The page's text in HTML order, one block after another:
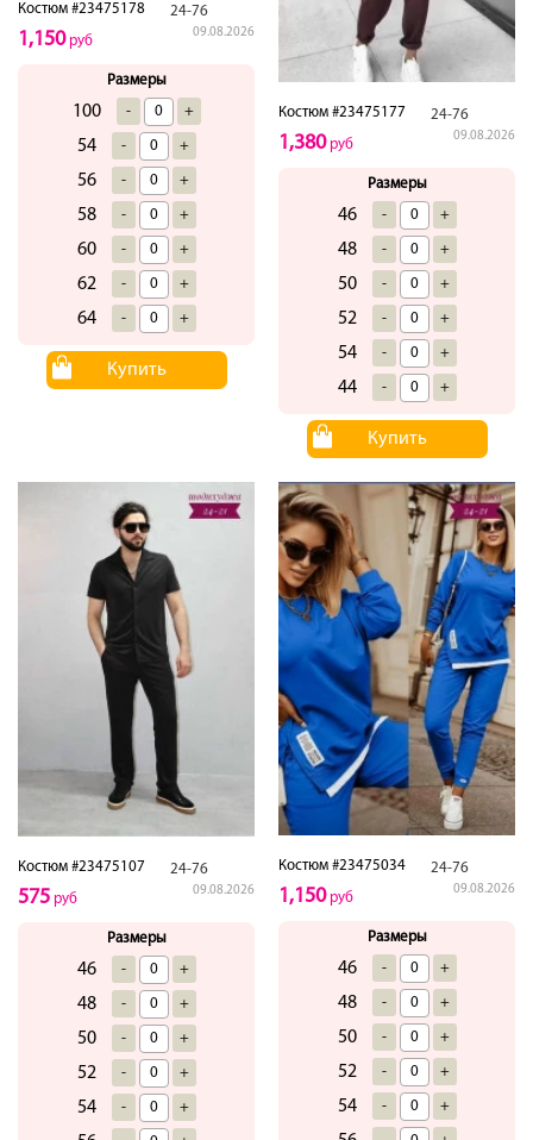
Костюм #23475178 24-76
09.08.2026
1,150руб
Размеры
100 - +
54 - +
56 - +
58 - +
60 - +
62 - +
64 - +
Купить
Костюм #23475177 24-76
09.08.2026
1,380руб
Размеры
46 - +
48 - +
50 - +
52 - +
54 - +
44 - +
Купить
Костюм #23475107 24-76
09.08.2026
575 руб
Размеры
46 - +
48 - +
50 - +
52 - +
54 - +
Костюм #23475034 24-76
09.08.2026
1,150руб
Размеры
46 - +
48 - +
50 - +
52 - +
54 - +